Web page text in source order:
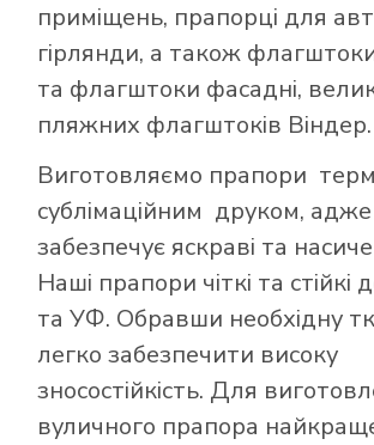
приміщень, прапорці для
гірлянди, а також
та флагштоки фасадні,
пляжних флагштоків Віндер.
Виготовляємо прапори
сублімаційним друком, адже
забезпечує яскраві та
Наші прапори чіткі та стійкі
та УФ. Обравши необхідну
легко забезпечити високу
зносостійкість. Для
вуличного прапора